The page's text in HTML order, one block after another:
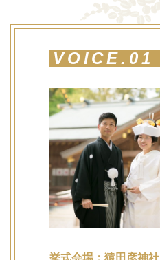
VOICE.01
挙式会場：猿田彦神社